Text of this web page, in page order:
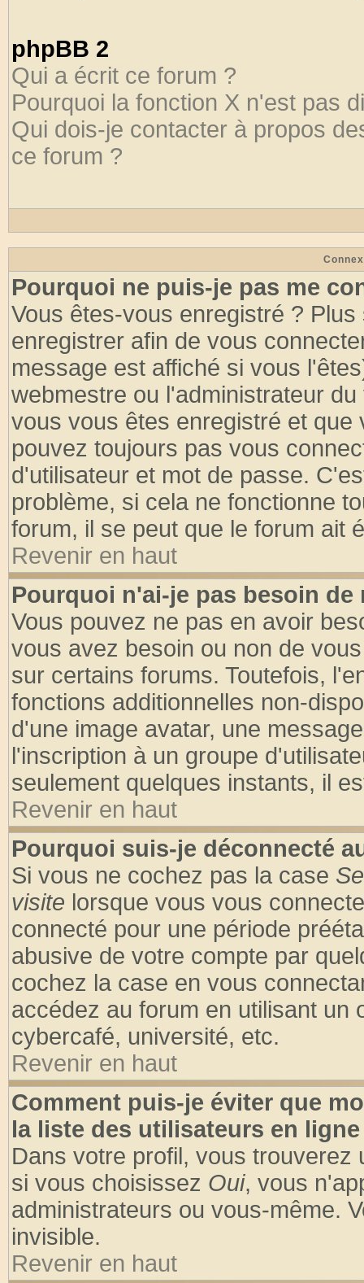
phpBB 2
Qui a écrit ce forum ?
Pourquoi la fonction X n'est pas
Qui dois-je contacter à propos
ce forum ?
Pourquoi ne puis-je pas me
Vous êtes-vous enregistré ?
enregistrer afin de vous
message est affiché si vous
webmestre ou l'administrateur
vous vous êtes enregistré et
pouvez toujours pas vous
d'utilisateur et mot de passe.
problème, si cela ne fonctionne
forum, il se peut que le forum ait
Revenir en haut
Pourquoi n'ai-je pas besoin de
Vous pouvez ne pas en avoir
vous avez besoin ou non de
sur certains forums. Toutefois,
fonctions additionnelles non-
d'une image avatar, une
l'inscription à un groupe
seulement quelques instants, il
Revenir en haut
Pourquoi suis-je déconnecté
Si vous ne cochez pas la case
visite lorsque vous vous
connecté pour une période
abusive de votre compte par
cochez la case en vous
accédez au forum en utilisant un
cybercafé, université, etc.
Revenir en haut
Comment puis-je éviter que
la liste des utilisateurs en
Dans votre profil, vous trouverez
si vous choisissez Oui, vous
administrateurs ou vous-même.
invisible.
Revenir en haut